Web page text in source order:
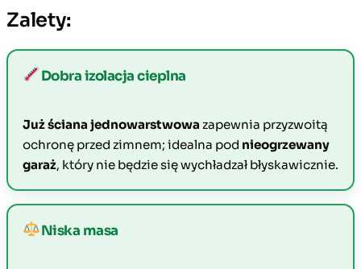
Zalety:
Dobra izolacja cieplna
Już ściana jednowarstwowa zapewnia przyzwoitą
ochronę przed zimnem; idealna pod nieogrzewany
garaż, który nie będzie się wychładzał błyskawicznie.
Niska masa